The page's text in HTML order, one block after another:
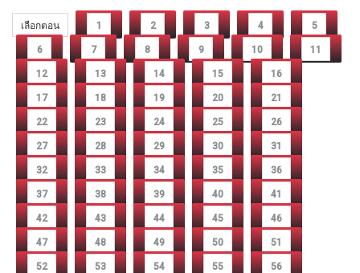
เลือกตอน 1 2 3 4 5
6 7 8 9 10 11
12 13 14 15 16
17 18 19 20 21
22 23 24 25 26
27 28 29 30 31
32 33 34 35 36
37 38 39 40 41
42 43 44 45 46
47 48 49 50 51
52 53 54 55 56